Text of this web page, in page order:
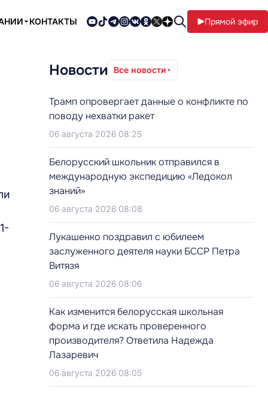
КОНТАКТЫ Прямой эфир
Новости Все новости
Трамп опровергает данные о конфликте по
поводу нехватки ракет
06 августа 2026 08:25
Белорусский школьник отправился в
международную экспедицию «Ледокол
знаний»
06 августа 2026 08:08
Лукашенко поздравил с юбилеем
заслуженного деятеля науки БССР Петра
Витязя
06 августа 2026 08:06
Как изменится белорусская школьная
форма и где искать проверенного
производителя? Ответила Надежда
Лазаревич
06 августа 2026 08:05